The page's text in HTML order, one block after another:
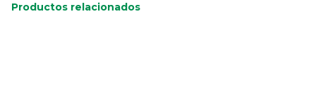
Productos relacionados